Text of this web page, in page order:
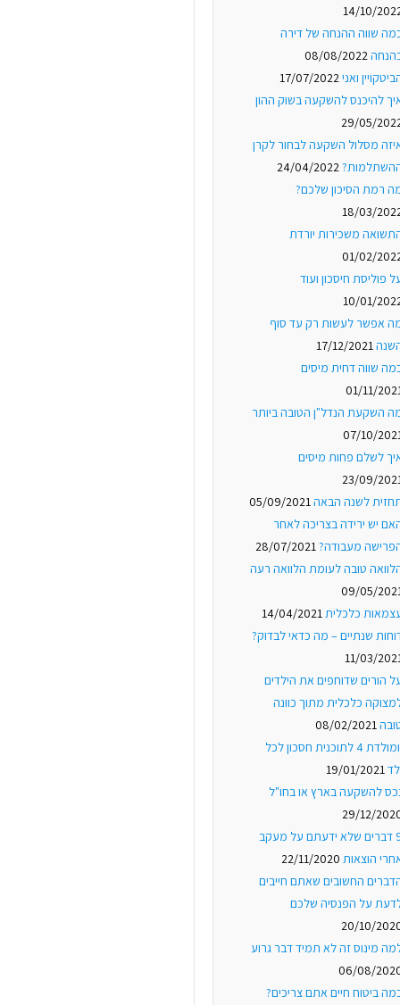
14/10/
שווה ההנחה של דירה
08/08/2022
ואני17/07/2022
להיכנס להשקעה בשוק ההון
29/05/
מסלול השקעה לבחור לקרן
24/04/2022
רמת הסיכון שלכם?
18/03/
משכירות יורדת
01/02/
פוליסת חיסכון ועוד
10/01/
אפשר לעשות רק עד סוף
17/12/2021
שווה דחית מיסים
01/11/
השקעת הנדל"ן הטובה ביותר
07/10/
לשלם פחות מיסים
23/09/
לשנה הבאה05/09/2021
יש ירידה בצריכה לאחר
מעבודה?28/07/2021
טובה לעומת הלוואה רעה
09/05/
כלכלית14/04/2021
שנתיים – מה כדאי לבדוק?
11/03/
הורים שדוחפים את הילדים
כלכלית מתוך כוונה
08/02/2021
יומולדת 4 לתוכנית חסכון לכל
19/01/2021
להשקעה בארץ או בחו"ל
29/12/
9 דברים שלא ידעתם על מעקב
הוצאות 22/11/2020
החשובים שאתם חייבים
על הפנסיה שלכם
20/10/
מינוס זה לא תמיד דבר גרוע
06/08/
ביטוח חיים אתם צריכים?